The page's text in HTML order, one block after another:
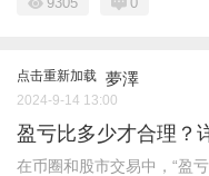
点击重新加载 夢澤
2024-9-14 13:00
盈亏比多少才合理？
在币圈和股市交易中，“盈